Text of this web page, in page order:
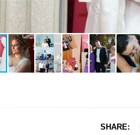
SHARE: